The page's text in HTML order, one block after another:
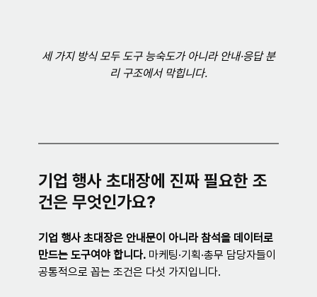
세 가지 방식 모두 도구 능숙도가 아니라 안내·응답 분
리 구조에서 막힙니다.
기업 행사 초대장에 진짜 필요한 조
건은 무엇인가요?
기업 행사 초대장은 안내문이 아니라 참석을 데이터로
만드는 도구여야 합니다. 마케팅·기획·총무 담당자들이
공통적으로 꼽는 조건은 다섯 가지입니다.